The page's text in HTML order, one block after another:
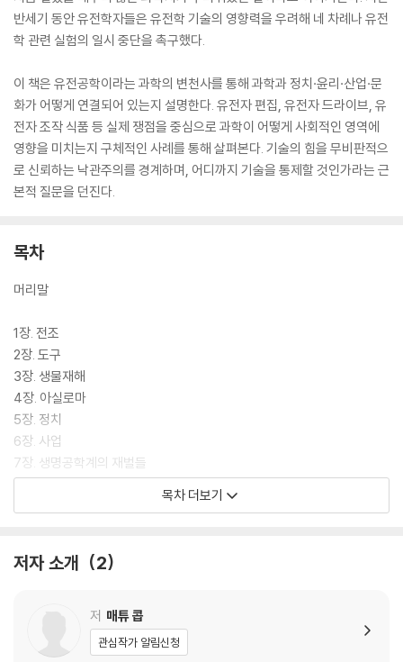
반세기 동안 유전학자들은 유전학 기술의 영향력을 우려해 네 차례나 유전
학 관련 실험의 일시 중단을 촉구했다.
이 책은 유전공학이라는 과학의 변천사를 통해 과학과 정치·윤리·산업·문
화가 어떻게 연결되어 있는지 설명한다. 유전자 편집, 유전자 드라이브, 유
전자 조작 식품 등 실제 쟁점을 중심으로 과학이 어떻게 사회적인 영역에
영향을 미치는지 구체적인 사례를 통해 살펴본다. 기술의 힘을 무비판적으
로 신뢰하는 낙관주의를 경계하며, 어디까지 기술을 통제할 것인가라는 근
본적 질문을 던진다.
목차
머리말
1장. 전조
2장. 도구
3장. 생물재해
4장. 아실로마
5장. 정치
6장. 사업
7장. 생명공학계의 재벌들
8장. 유전자 변형 식품
12장. #크리스퍼 베이비
14장. 생태 학살
16장. 신들
목차 더보기
저자 소개 2
저 매튜 콥
관심작가 알림신청